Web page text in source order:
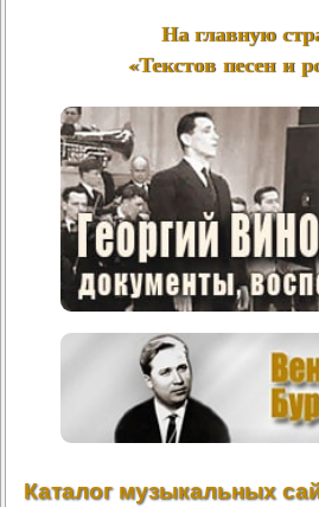
На главную
«Текстов песен и
Каталог музыкальных